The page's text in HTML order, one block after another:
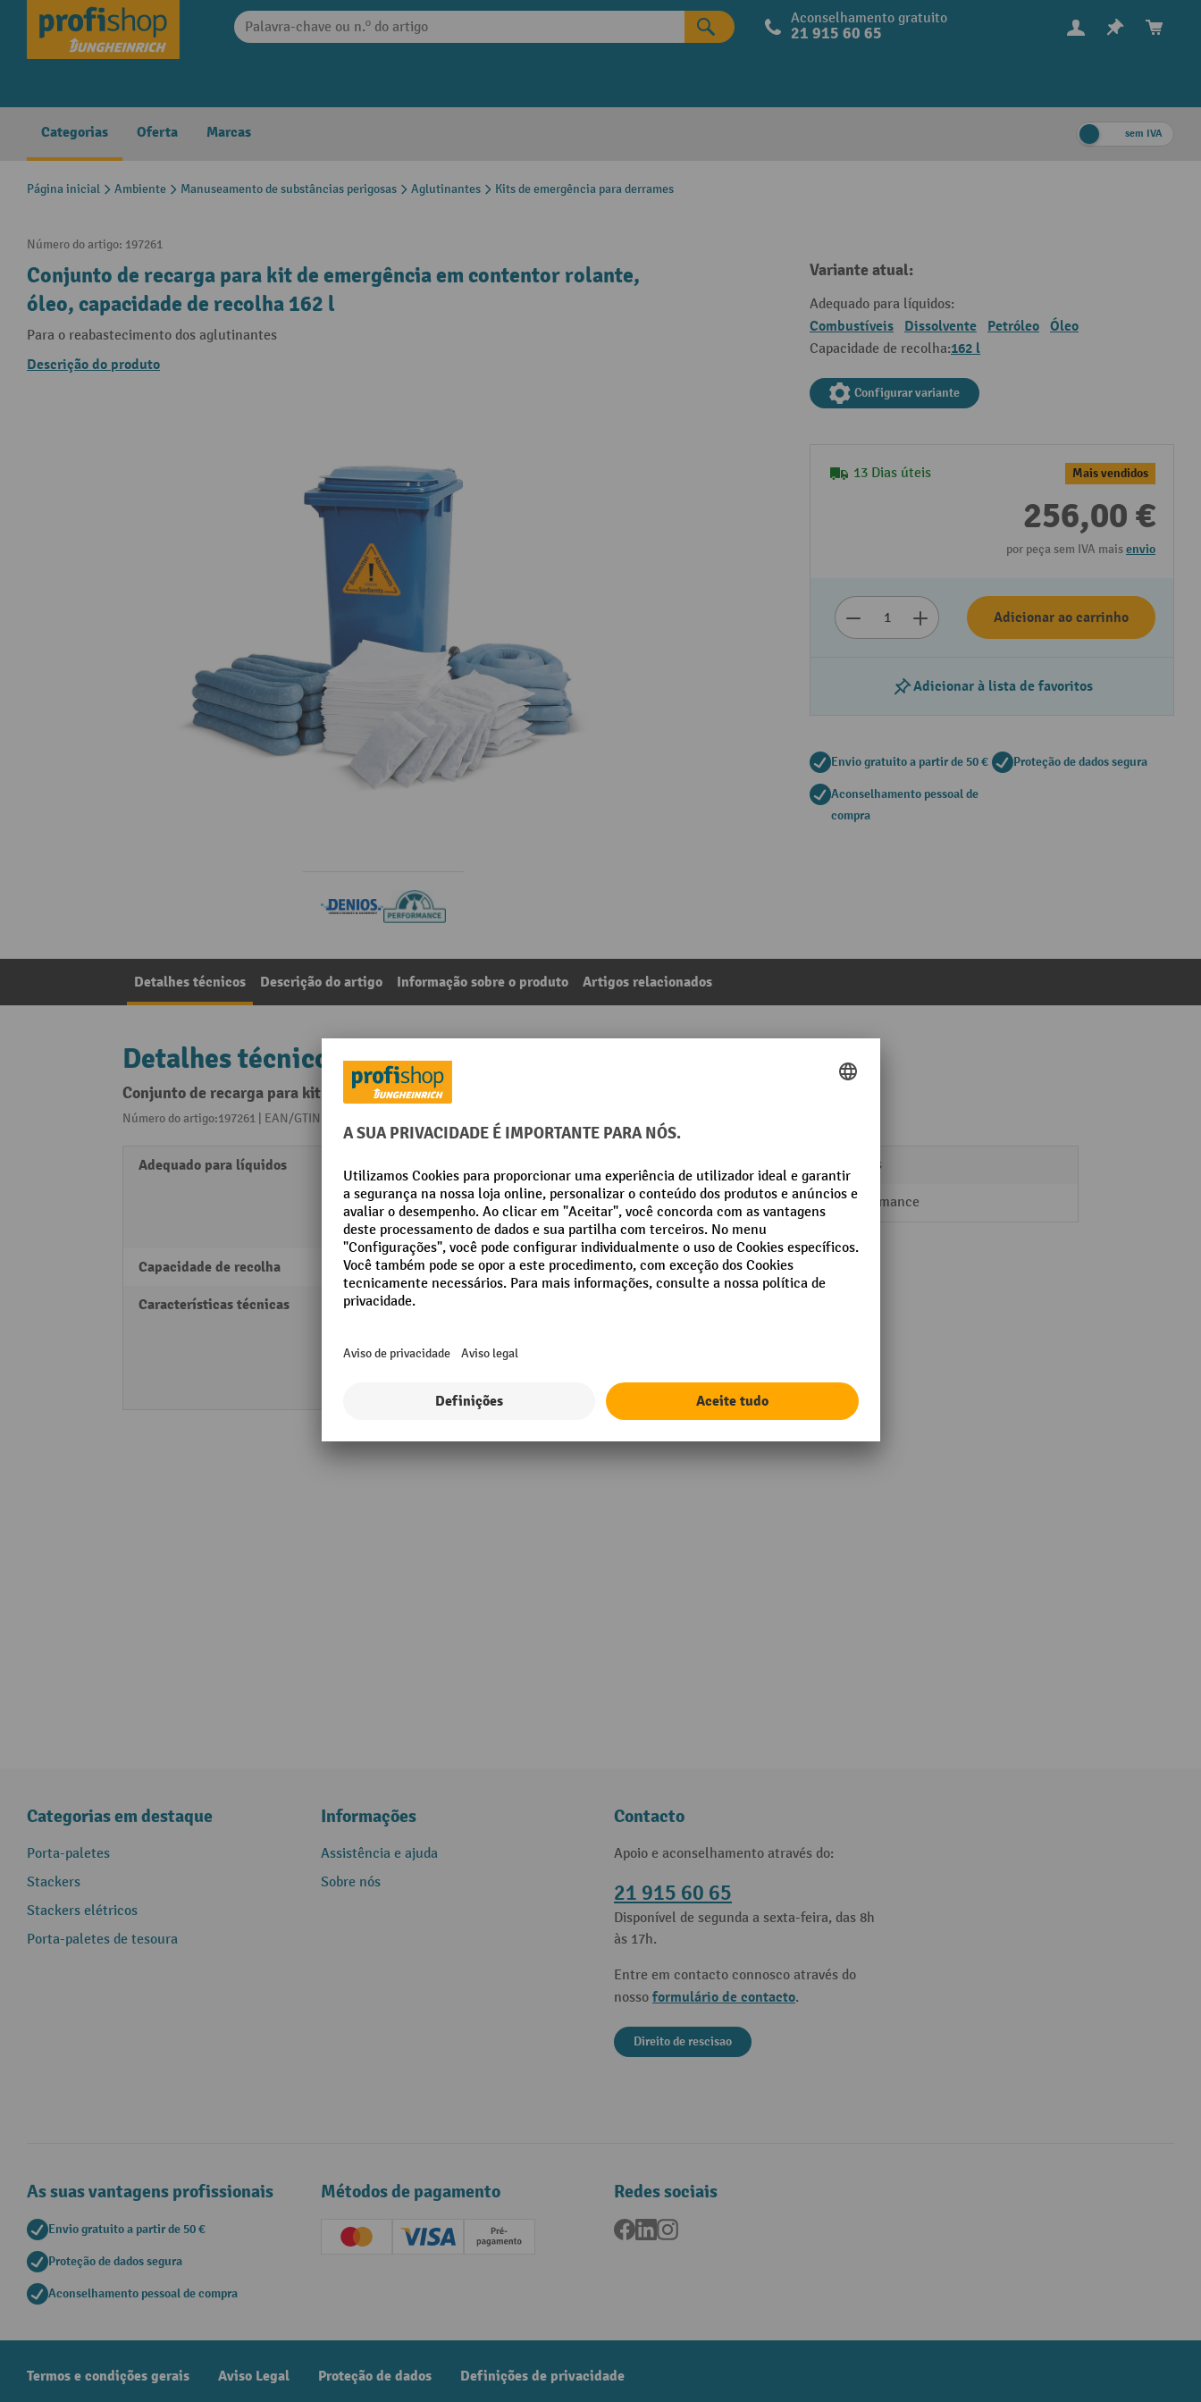
Saltar para a navegação principal Aconselhamento gratuito
21 915 60 65
Categorias Oferta Marcas sem IVA
Página inicial Ambiente Manuseamento de substâncias perigosas Aglutinantes Kits de emergência para derrames
Número do artigo: 197261
Conjunto de recarga para kit de emergência em contentor rolante,
óleo, capacidade de recolha 162 l
Para o reabastecimento dos aglutinantes
Descrição do produto
Variante atual:
Adequado para líquidos:
Combustíveis Dissolvente Petróleo Óleo
Capacidade de recolha:162 l
Configurar variante
13 Dias úteis Mais vendidos
256,00 €
por peça sem IVA maisenvio
Adicionar ao carrinho
Adicionar à lista de favoritos
Envio gratuito a partir de 50 € Proteção de dados segura
Aconselhamento pessoal de
compra
Detalhes técnicos Descrição do artigo Informação sobre o produto Artigos relacionados
Detalhes técnicos
Conjunto de recarga para kit de emergência em contentor rolante, óleo, capacidade de recolha 162 l
Número do artigo:197261 | EAN/GTIN:4055661013162
Adequado para líquidos
Petróleo
Óleo
Capacidade de recolha 162 l
Características técnicas
100 tapetes de 50 x 40 cm
7,5 cm
Marca Denios
Segmento Performance
Categorias em destaque
Porta-paletes
Stackers
Stackers elétricos
Porta-paletes de tesoura
Informações
Assistência e ajuda
Sobre nós
Contacto
Apoio e aconselhamento através do:
21 915 60 65
Disponível de segunda a sexta-feira, das 8h
às 17h.
Entre em contacto connosco através do
nosso formulário de contacto.
Direito de rescisao
As suas vantagens profissionais
Envio gratuito a partir de 50 €
Proteção de dados segura
Aconselhamento pessoal de compra
Métodos de pagamento
Creditcard (Master)Creditcard (Visa)Pré-pagamento
Redes sociais
Facebook
LinkedInInstagram
Termos e condições gerais Aviso Legal Proteção de dados Definições de privacidade